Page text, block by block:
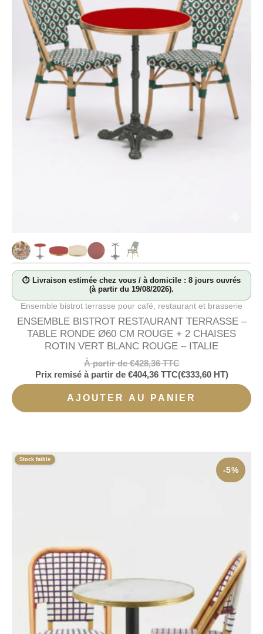
⏱ Livraison estimée chez vous / à domicile : 8 jours ouvrés
(à partir du 19/08/2026).
Ensemble bistrot terrasse pour café, restaurant et brasserie
ENSEMBLE BISTROT RESTAURANT TERRASSE –
TABLE RONDE Ø60 CM ROUGE + 2 CHAISES
ROTIN VERT BLANC ROUGE – ITALIE
À partir de€428,36TTC
Prix remisé à partir de €404,36TTC(€333,60HT)
AJOUTER AU PANIER
-5%
Stock faible